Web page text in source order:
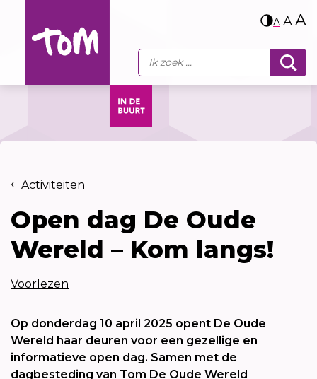
A AA
Activiteiten
Open dag De Oude
Wereld – Kom langs!
Voorlezen
Op donderdag 10 april 2025 opent De Oude
Wereld haar deuren voor een gezellige en
informatieve open dag. Samen met de
dagbesteding van Tom De Oude Wereld